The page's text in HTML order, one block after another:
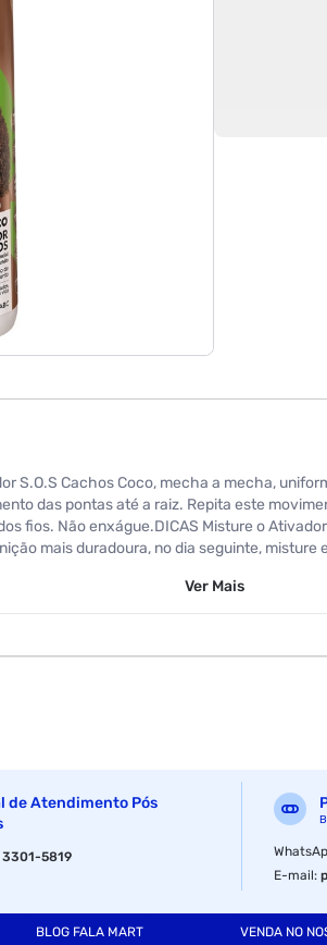
S.O.S Cachos Coco, mecha a mecha,
das pontas até a raiz. Repita este
fios. Não enxágue.DICAS Misture o
mais duradoura, no dia seguinte, misture
Ver Mais
de Atendimento Pós
3301-5819
E-mail:
BLOG FALA MART VENDA NO